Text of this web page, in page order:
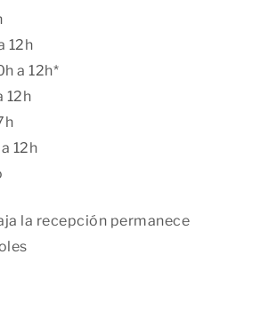
12h
a 12h*
12h
12h
la recepción permanece